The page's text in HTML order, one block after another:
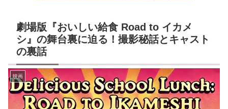
劇場版『おいしい給食 Road to イカメ
シ』の舞台裏に迫る！撮影秘話とキャスト
の裏話
映画